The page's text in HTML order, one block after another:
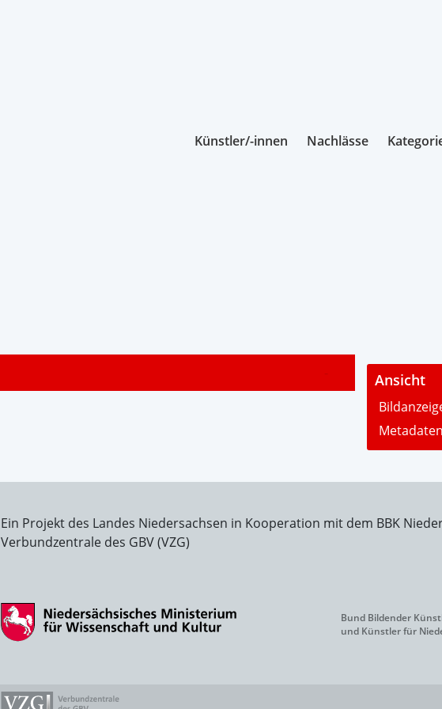
Künstler/-innen Nachlässe
- Ansicht
Metadaten
Ein Projekt des Landes Niedersachsen in Kooperation mit dem BBK
Verbundzentrale des GBV (VZG)
Bund Bildender
und Künstler für